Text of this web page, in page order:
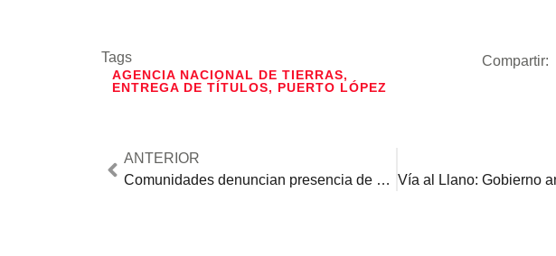
Tags
AGENCIA NACIONAL DE TIERRAS,
ENTREGA DE TÍTULOS, PUERTO LÓPEZ
Compartir:
ANTERIOR
Comunidades denuncian presencia de grupos armados en zona rural de Buenaventura